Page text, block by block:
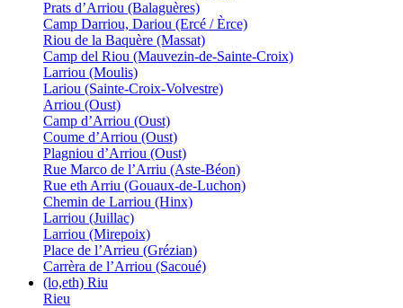
Prats d’Arriou (Balaguères)
Camp Darriou, Dariou (Ercé / Èrce)
Riou de la Baquère (Massat)
Camp del Riou (Mauvezin-de-Sainte-Croix)
Larriou (Moulis)
Lariou (Sainte-Croix-Volvestre)
Arriou (Oust)
Camp d’Arriou (Oust)
Coume d’Arriou (Oust)
Plagniou d’Arriou (Oust)
Rue Marco de l’Arriu (Aste-Béon)
Rue eth Arriu (Gouaux-de-Luchon)
Chemin de Larriou (Hinx)
Larriou (Juillac)
Larriou (Mirepoix)
Place de l’Arrieu (Grézian)
Carrèra de l’Arriou (Sacoué)
(lo,eth) Riu
Rieu